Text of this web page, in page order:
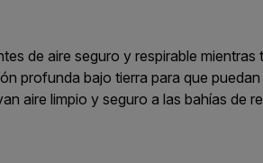
de aire seguro y respirable mientras
profunda bajo tierra para que
aire limpio y seguro a las bahías de